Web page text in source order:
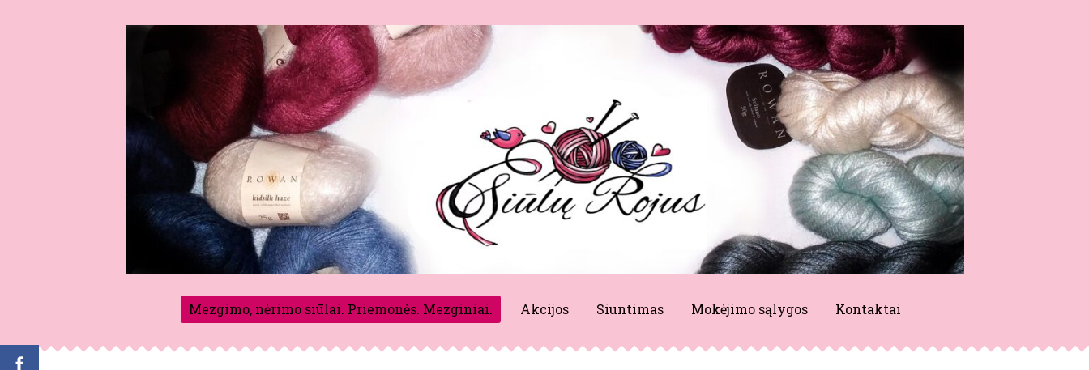
Mezgimo, nėrimo siūlai. Priemonės. Mezginiai. Akcijos Siuntimas Mokėjimo sąlygos Kontaktai